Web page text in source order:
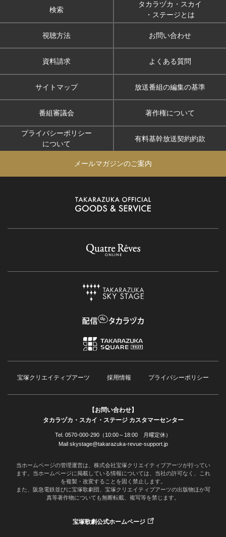
検索
タカラヅカ・スカイ
・ステージとは
視聴方法 お問い合わせ
資料請求 よくある質問
サイトマップ 放送番組の編集の基準
番組審議会 著作権について
プライバシーポリシー
について
有料基幹放送契約約款
メールマガジンのご案内
宝塚クリエイティブアーツ 採用情報 プライバシーポリシー
【お問い合わせ】
タカラヅカ・スカイ・ステージ カスタマーセンター
Tel. 0570-000-290（10:00～18:00 月曜定休）
Mail skystage@takarazuka-revue-support.jp
当ホームページの管理運営は、株式会社宝塚クリエイティブアーツが行ってい
ます。当ホームページに掲載している情報については、当社の許可なく、これ
を複製・改変することを固く禁止します。
また、阪急電鉄並びに宝塚歌劇団、宝塚クリエイティブアーツの出版物ほか写
真等著作物についても無断転載、複写等を禁じます。
宝塚歌劇公式ホームページ